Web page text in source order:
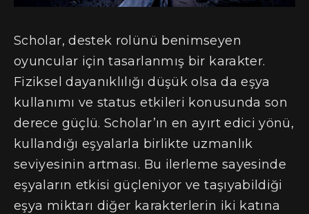
Scholar, destek rolünü benimseyen
oyuncular için tasarlanmış bir karakter.
Fiziksel dayanıklılığı düşük olsa da eşya
kullanımı ve status etkileri konusunda son
derece güçlü. Scholar’ın en ayırt edici yönü,
kullandığı eşyalarla birlikte uzmanlık
seviyesinin artması. Bu ilerleme sayesinde
eşyaların etkisi güçleniyor ve taşıyabildiği
eşya miktarı diğer karakterlerin iki katına